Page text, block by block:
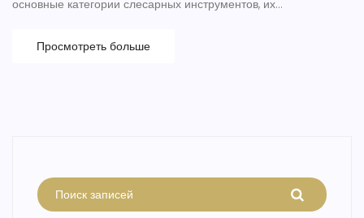
основные категории слесарных инструментов, их
помогут любому мастеру эффективно решать задачи.
Подойдет как для новичков, так и для опытных специалистов.
Просмотреть больше